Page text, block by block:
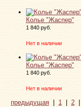
Колье "Жаспер"
1 840 руб.
Нет в наличии
Колье "Жаспер"
1 840 руб.
Нет в наличии
предыдущая| 1| 2|